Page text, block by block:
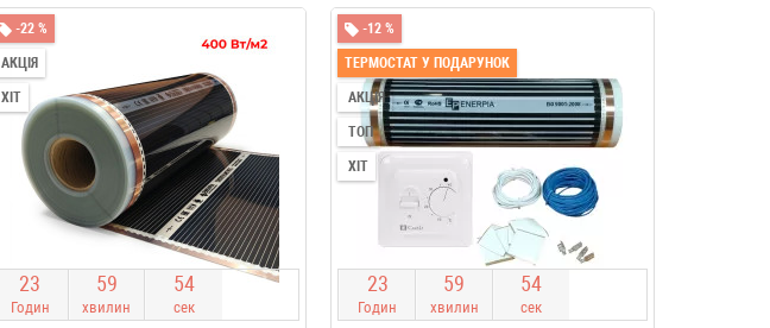
-22 %
АКЦІЯ
ХІТ
23
Годин
59
хвилин
53
сек
-12 %
ТЕРМОСТАТ У ПОДАРУНОК
АКЦІЯ
ТОП
ХІТ
23
Годин
59
хвилин
53
сек